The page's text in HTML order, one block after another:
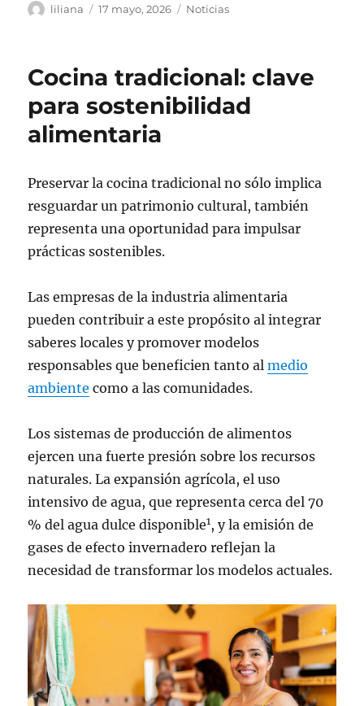
Autor
liliana
Publicado
17 mayo, 2026 Categorías
Noticias
Cocina tradicional: clave
para sostenibilidad
alimentaria
Preservar la cocina tradicional no sólo implica
resguardar un patrimonio cultural, también
representa una oportunidad para impulsar
prácticas sostenibles.
Las empresas de la industria alimentaria
pueden contribuir a este propósito al integrar
saberes locales y promover modelos
responsables que beneficien tanto almedio
ambiente como a las comunidades.
Los sistemas de producción de alimentos
ejercen una fuerte presión sobre los recursos
naturales. La expansión agrícola, el uso
intensivo de agua, que representa cerca del 70
% del agua dulce disponible1, y la emisión de
gases de efecto invernadero reflejan la
necesidad de transformar los modelos actuales.